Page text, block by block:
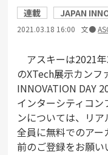
連載 JAPAN
2021.03.18 16:00 文●
アスキーは2021
のXTech展示カンフ
INNOVATION DAY
インターシティコ
ンについては、リ
全員に無料でのア
前のご登録をお願い